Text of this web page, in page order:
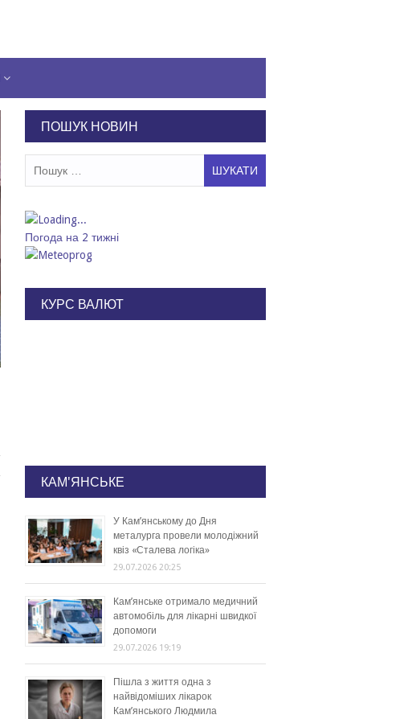
ПОШУК НОВИН
Погода на 2 тижні
КУРС ВАЛЮТ
КАМ'ЯНСЬКЕ
У Кам’янському до Дня
металурга провели молодіжний
квіз «Сталева логіка»
29.07.2026 20:25
Кам’янське отримало медичний
автомобіль для лікарні швидкої
допомоги
29.07.2026 19:19
Пішла з життя одна з
найвідоміших лікарок
Кам’янського Людмила